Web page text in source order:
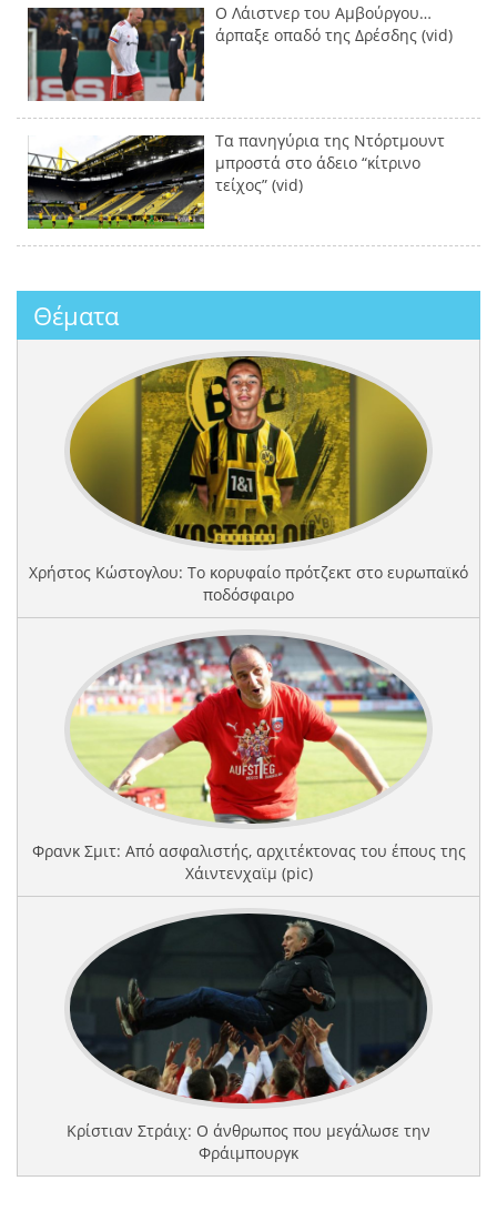
Ο Λάιστνερ του Αμβούργου…
άρπαξε οπαδό της Δρέσδης (vid)
Τα πανηγύρια της Ντόρτμουντ
μπροστά στο άδειο “κίτρινο
τείχος” (vid)
Θέματα
Χρήστος Κώστογλου: Το κορυφαίο πρότζεκτ στο ευρωπαϊκό
ποδόσφαιρο
Φρανκ Σμιτ: Από ασφαλιστής, αρχιτέκτονας του έπους της
Χάιντενχαϊμ (pic)
Κρίστιαν Στράιχ: Ο άνθρωπος που μεγάλωσε την
Φράιμπουργκ